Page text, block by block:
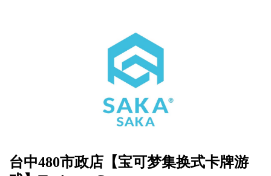
台中480市政店【宝可梦集换式卡牌游